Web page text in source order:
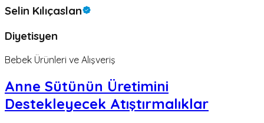
Selin Kılıçaslan
Diyetisyen
Bebek Ürünleri ve Alışveriş
Anne Sütünün Üretimini
Destekleyecek Atıştırmalıklar